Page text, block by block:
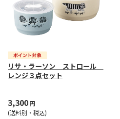
リサ・ラーソン ストロール
レンジ３点セット
3,300円
(送料別・税込)